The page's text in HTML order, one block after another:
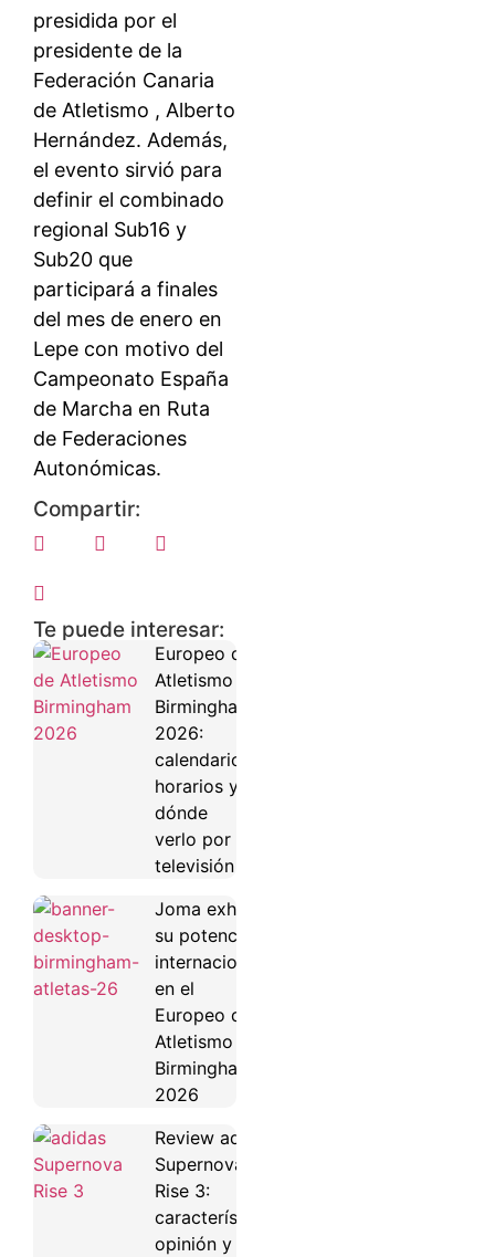
presidida por el
presidente de la
Federación Canaria
de Atletismo , Alberto
Hernández. Además,
el evento sirvió para
definir el combinado
regional Sub16 y
Sub20 que
participará a finales
del mes de enero en
Lepe con motivo del
Campeonato España
de Marcha en Ruta
de Federaciones
Autonómicas.
Compartir:
Te puede interesar:
Europeo de
Atletismo
Birmingham
2026:
calendario,
horarios y
dónde
verlo por
televisión
Joma exhibe
su potencial
internacional
en el
Europeo de
Atletismo de
Birmingham
2026
Review adidas
Supernova
Rise 3:
características,
opinión y